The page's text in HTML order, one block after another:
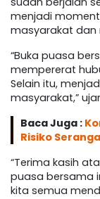
menjadi
masyarakat dan
“Buka puasa
mempererat
Selain itu,
masyarakat,” ujar
Baca Juga :
Risiko
“Terima kasih
puasa bersama
kita semua